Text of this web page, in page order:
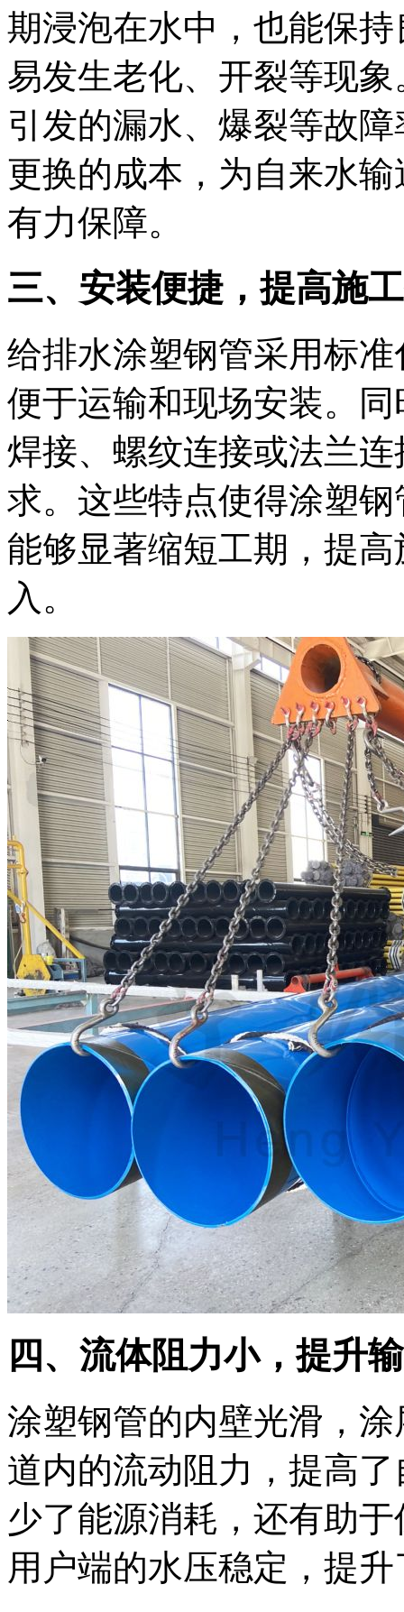
期浸泡在水中，也能保
易发生老化、开裂等现
引发的漏水、爆裂等故
更换的成本，为自来水
有力保障。
三、安装便捷，提高施
给排水涂塑钢管采用标
便于运输和现场安装。
焊接、螺纹连接或法兰
求。这些特点使得涂塑
能够显著缩短工期，提
入。
四、流体阻力小，提升
涂塑钢管的内壁光滑，
道内的流动阻力，提高
少了能源消耗，还有助
用户端的水压稳定，提